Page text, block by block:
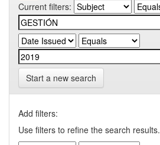
Current filters:
Start a new search
Add filters:
Use filters to refine the search results.